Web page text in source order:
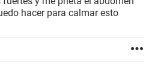
hacer para calmar esto